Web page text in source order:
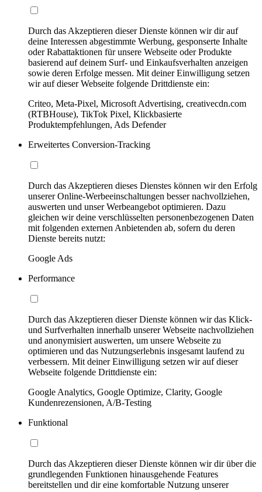
Durch das Akzeptieren dieser Dienste können wir dir auf
deine Interessen abgestimmte Werbung, gesponserte Inhalte
oder Rabattaktionen für unsere Webseite oder Produkte
basierend auf deinem Surf- und Einkaufsverhalten anzeigen
sowie deren Erfolge messen. Mit deiner Einwilligung setzen
wir auf dieser Webseite folgende Drittdienste ein:
Criteo, Meta-Pixel, Microsoft Advertising, creativecdn.com
(RTBHouse), TikTok Pixel, Klickbasierte
Produktempfehlungen, Ads Defender
Erweitertes Conversion-Tracking
Durch das Akzeptieren dieses Dienstes können wir den Erfolg
unserer Online-Werbeeinschaltungen besser nachvollziehen,
auswerten und unser Werbeangebot optimieren. Dazu
gleichen wir deine verschlüsselten personenbezogenen Daten
mit folgenden externen Anbietenden ab, sofern du deren
Dienste bereits nutzt:
Google Ads
Performance
Durch das Akzeptieren dieser Dienste können wir das Klick-
und Surfverhalten innerhalb unserer Webseite nachvollziehen
und anonymisiert auswerten, um unsere Webseite zu
optimieren und das Nutzungserlebnis insgesamt laufend zu
verbessern. Mit deiner Einwilligung setzen wir auf dieser
Webseite folgende Drittdienste ein:
Google Analytics, Google Optimize, Clarity, Google
Kundenrezensionen, A/B-Testing
Funktional
Durch das Akzeptieren dieser Dienste können wir dir über die
grundlegenden Funktionen hinausgehende Features
bereitstellen und dir eine komfortable Nutzung unserer